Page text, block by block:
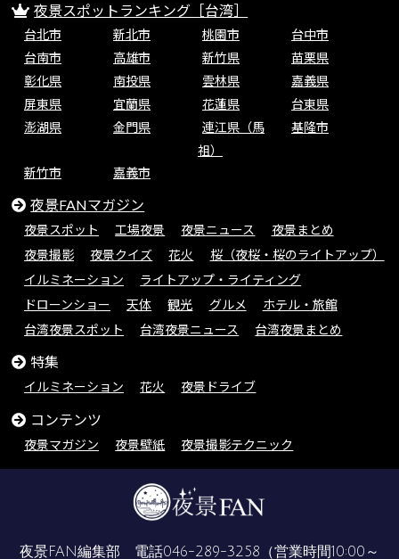
夜景スポットランキング［台湾］
台北市 新北市 桃園市
台中市
台南市
高雄市 新竹県
苗栗県
彰化県
南投県 雲林県
嘉義県
屏東県
宜蘭県 花蓮県
台東県
澎湖県
金門県
連江県（馬
祖）
基隆市
新竹市 嘉義市
夜景FANマガジン
夜景スポット 工場夜景 夜景ニュース
夜景まとめ
夜景撮影
夜景クイズ 花火
桜（夜桜・桜のライトアップ）
イルミネーション
ライトアップ・ライティング
ドローンショー
天体 観光 グルメ
ホテル・旅館
台湾夜景スポット
台湾夜景ニュース 台湾夜景まとめ
特集
イルミネーション 花火 夜景ドライブ
コンテンツ
夜景マガジン 夜景壁紙 夜景撮影テクニック
夜景FAN編集部 電話046-289-3258 （営業時間10:00～